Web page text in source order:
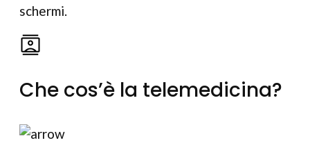
schermi.
Che cos’è la telemedicina?